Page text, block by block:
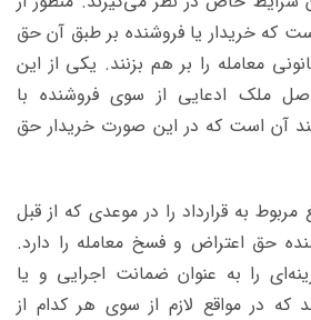
که خریدار یا فروشنده بر طبق آن حق
معامله را بر هم بزنند. یکی از این
ملک ادعایی از سوی فروشنده با
آن است که در این صورت خریدار حق
به قرارداد را در موعدی که از قبل
حق اعتراض و فسخ معامله را دارد.
را به عنوان ضمانت اجرایی و یا
که در مواقع لازم از سوی هر کدام از